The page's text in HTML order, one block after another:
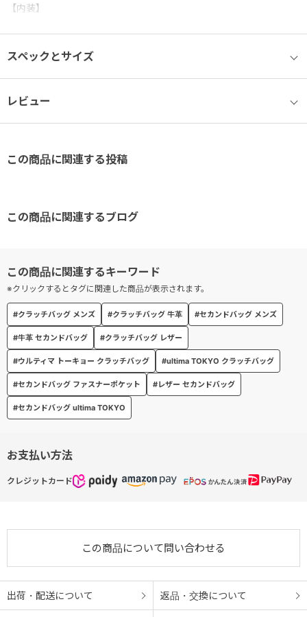
【内装】
ケット
厚みのあるものも入れやすい、片マチ付きポケット×２。
スペックとサイズ
レビュー
お支払い方法
クレジットカード
この商品について問い合わせる
出荷・配送について 返品・交換について
#クラッチバッグ メンズ #クラッチバッグ 牛革 #セカンドバッグ メンズ
#牛革 セカンドバッグ #クラッチバッグ レザー
#ウルティマ トーキョー クラッチバッグ #ultima TOKYO クラッチバッグ
#セカンドバッグ ファスナーポケット #レザー セカンドバッグ
#セカンドバッグ ultima TOKYO
※クリックするとタグに関連した商品が表示されます。
この商品に関連する投稿
この商品に関連するブログ